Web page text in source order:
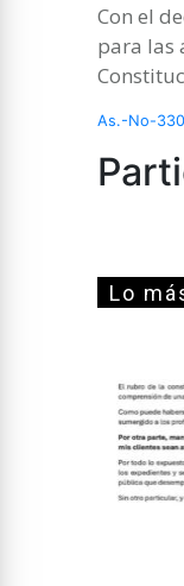
Con el
para las
As.-No-
Lo